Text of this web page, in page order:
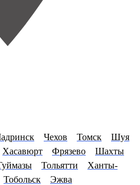
Чехов Томск
Шуя
Хасавюрт Фрязево
Шахты
Тольятти
Ханты-
Тобольск Эжва